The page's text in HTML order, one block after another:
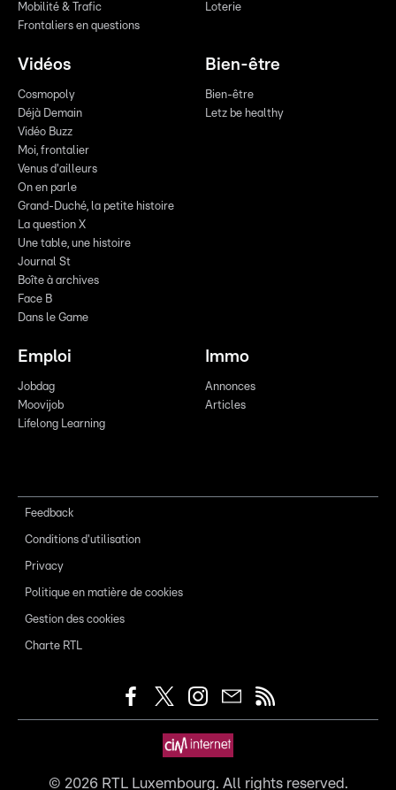
Mobilité & Trafic
Frontaliers en questions
Loterie
Vidéos
Cosmopoly
Déjà Demain
Vidéo Buzz
Moi, frontalier
Venus d'ailleurs
On en parle
Grand-Duché, la petite histoire
La question X
Une table, une histoire
Journal St
Boîte à archives
Face B
Dans le Game
Bien-être
Bien-être
Letz be healthy
Emploi
Jobdag
Moovijob
Lifelong Learning
Immo
Annonces
Articles
Feedback
Conditions d'utilisation
Privacy
Politique en matière de cookies
Gestion des cookies
Charte RTL
© 2026RTL Luxembourg. All rights reserved.